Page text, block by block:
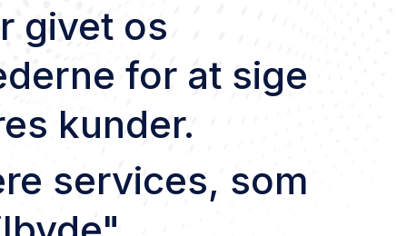
givet os
for at sige
kunder.
services, som